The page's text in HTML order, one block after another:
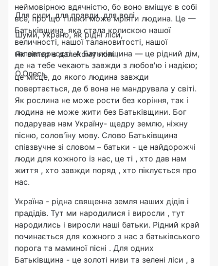
Для сили, для правди, для волі
Шуми, Украно, як рідні ліси,
Як вimep в далекому полі
О.Олесь
неймовір­ною вдячністю, бо воно вміщує в собі
все, про що тільки може мріяти людина. Це —
Батьківщина, яка стала колискою нашої
величності, нашої талановито­сті, нашої
неповторності. А Батьківщина — це рідний дім,
де на тебе чекають завжди з любов'ю і надією;
це місце, до якого людина завжди
повертається, де б вона не мандрувала у світі.
Як рослина не може рости без коріння, так і
людина не може жити без Батьківщини. Бог
подарував нам Україну- щедру землю, ніжну
пісню, солов'їну мову. Слово Батьківщина
співзвучне зі словом – батьки - це найдорожчі
люди для кожного із нас, це ті , хто дав нам
життя , хто завжди поряд , хто піклується про
нас.
Україна - рідна священна земля наших дідів і
прадідів. Тут ми народилися і виросли , тут
народились і виросли наші батьки. Рідний край
починається для кожного з нас з батьківського
порога та маминої пісні . Для одних
Батьківщина - це золоті ниви та зелені ліси , а